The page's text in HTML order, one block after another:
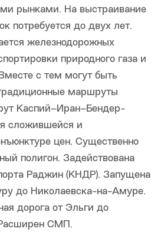
рынками. На выстраивание
потребуется до двух лет.
железнодорожных
природного газа и
с тем могут быть
маршруты
Каспий–Иран–Бендер-
сложившейся и
цен. Существенно
полигон. Задействована
Раджин (КНДР). Запущена
до Николаевска-на-Амуре.
дорога от Эльги до
СМП.